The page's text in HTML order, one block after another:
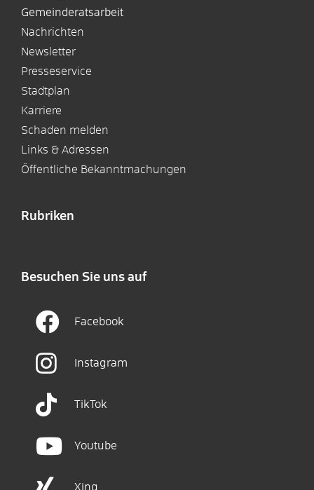
Gemeinderatsarbeit
Nachrichten
Newsletter
Presseservice
Stadtplan
Karriere
Schaden melden
Links & Adressen
Öffentliche Bekanntmachungen
Rubriken
Besuchen Sie uns auf
Facebook
Instagram
TikTok
Youtube
Xing